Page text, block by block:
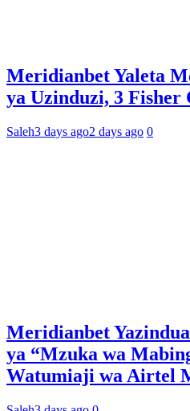
Meridianbet Yaleta
ya Uzinduzi, 3 Fisher
Saleh3 days ago2 days ago 0
Meridianbet
ya “Mzuka wa
Watumiaji wa Airtel